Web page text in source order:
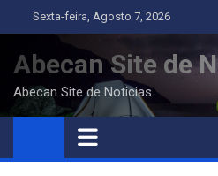
to
content
Sexta-feira, Agosto 7, 2026
Abecan Site de
Abecan Site de Noticias